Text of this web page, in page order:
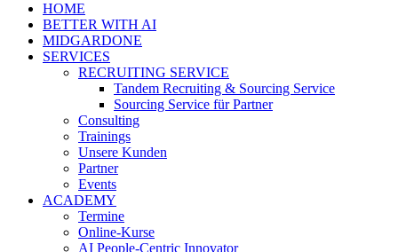
HOME
BETTER WITH AI
MIDGARDONE
SERVICES
RECRUITING SERVICE
Tandem Recruiting & Sourcing Service
Sourcing Service für Partner
Consulting
Trainings
Unsere Kunden
Partner
Events
ACADEMY
Termine
Online-Kurse
AI People-Centric Innovator